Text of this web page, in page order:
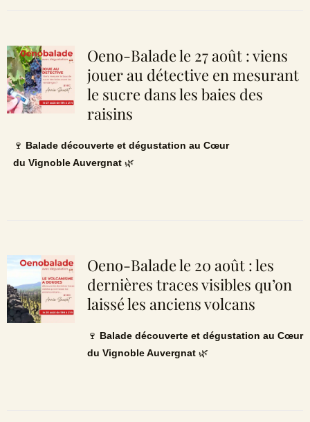
Oeno-Balade le 27 août : viens
jouer au détective en mesurant
le sucre dans les baies des
raisins
🍷 Balade découverte et dégustation au Cœur
du Vignoble Auvergnat🌿
Oeno-Balade le 20 août : les
dernières traces visibles qu’on
laissé les anciens volcans
🍷 Balade découverte et dégustation au Cœur
du Vignoble Auvergnat🌿